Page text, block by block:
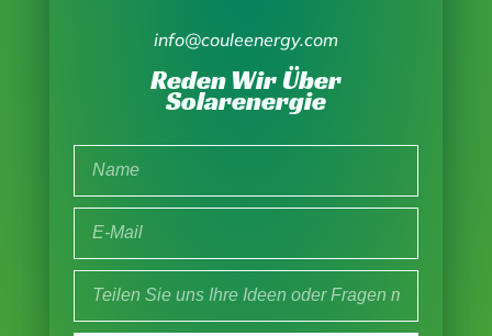
info@couleenergy.com
Reden Wir Über
Solarenergie